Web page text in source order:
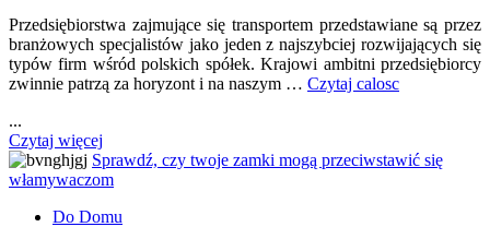
Przedsiębiorstwa zajmujące się transportem przedstawiane są przez
branżowych specjalistów jako jeden z najszybciej rozwijających się
typów firm wśród polskich spółek. Krajowi ambitni przedsiębiorcy
zwinnie patrzą za horyzont i na naszym … Czytaj calosc
...
Czytaj więcej
Sprawdź, czy twoje zamki mogą przeciwstawić się
włamywaczom
Do Domu